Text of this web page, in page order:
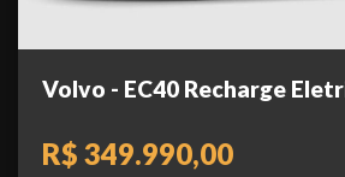
Volvo - EC40 Recharge
R$ 349.990,00